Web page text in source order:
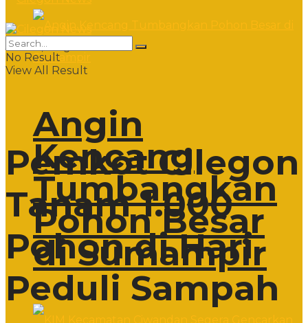
Angin
Kencang
Tumbangkan
Pohon Besar
di Sumampir
Jumat, 7 Agustus 2026
No Result
View All Result
Pemkot Cilegon
Tanam 1.000
Pohon di Hari
Peduli Sampah